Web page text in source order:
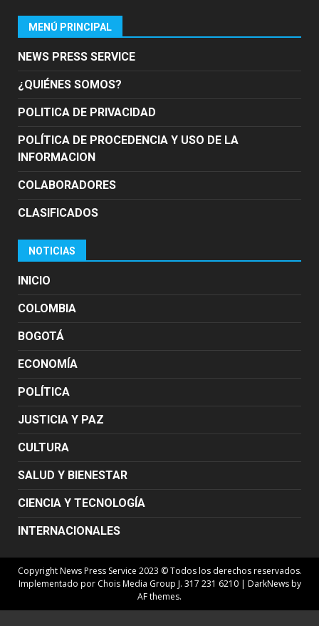
MENÚ PRINCIPAL
NEWS PRESS SERVICE
¿QUIÉNES SOMOS?
POLITICA DE PRIVACIDAD
POLÍTICA DE PROCEDENCIA Y USO DE LA
INFORMACION
COLABORADORES
CLASIFICADOS
NOTICIAS
INICIO
COLOMBIA
BOGOTÁ
ECONOMÍA
POLÍTICA
JUSTICIA Y PAZ
CULTURA
SALUD Y BIENESTAR
CIENCIA Y TECNOLOGÍA
INTERNACIONALES
Copyright News Press Service 2023 © Todos los derechos reservados.
Implementado por Chois Media Group J. 317 231 6210 | DarkNewsby
AF themes.